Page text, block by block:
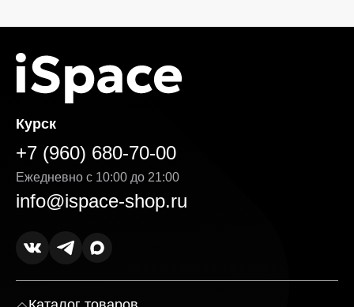
Курск
+7 (960) 680-70-00
Ежедневно с 10:00 до 21:00
info@ispace-shop.ru